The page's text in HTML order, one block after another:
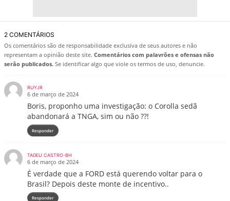
2 COMENTÁRIOS
Os comentários são de responsabilidade exclusiva de seus autores e não
representam a opinião deste site. Comentários com palavrões e ofensas não
serão publicados. Se identificar algo que viole os termos de uso, denuncie.
RUYJR
6 de março de 2024
Boris, proponho uma investigação: o Corolla sedã
abandonará a TNGA, sim ou não ??!
Responder
TADEU CASTRO-BH
6 de março de 2024
É verdade que a FORD está querendo voltar para o
Brasil? Depois deste monte de incentivo..
Responder